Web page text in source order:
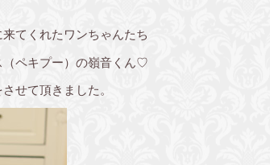
てくれたワンちゃんたち
（ペキプー）の嶺音くん♡
せて頂きました。